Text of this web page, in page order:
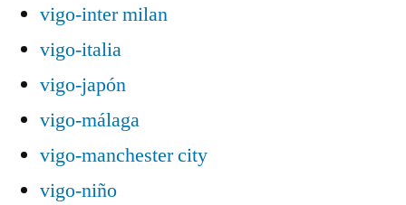
vigo-inter milan
vigo-italia
vigo-japón
vigo-málaga
vigo-manchester city
vigo-niño